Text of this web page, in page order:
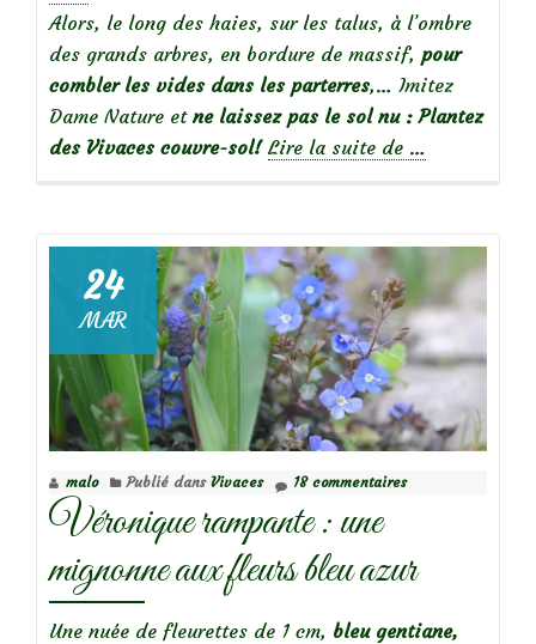
Alors, le long des haies, sur les talus, à l’ombre
des grands arbres, en bordure de massif, pour
combler les vides dans les parterres,… Imitez
Dame Nature etne laissez pas le sol nu : Plantez
des Vivaces couvre-sol! Lire la suite de à
désherber?
Mes
vivaces
couvre-
sol
préférées
…
24
MAR
malo Publié dans Vivaces 18 commentaires
Véronique rampante : une
mignonne aux fleurs bleu azur
Une nuée de fleurettes de 1 cm, bleu gentiane,